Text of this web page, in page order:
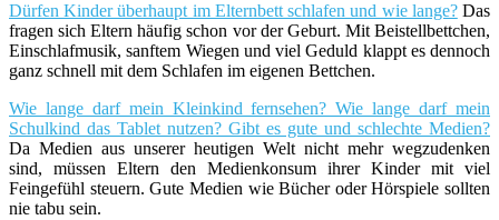
Dürfen Kinder überhaupt im Elternbett schlafen und wie lange?Das
fragen sich Eltern häufig schon vor der Geburt. Mit Beistellbettchen,
Einschlafmusik, sanftem Wiegen und viel Geduld klappt es dennoch
ganz schnell mit dem Schlafen im eigenen Bettchen.
Wie lange darf mein Kleinkind fernsehen? Wie lange darf mein
Schulkind das Tablet nutzen? Gibt es gute und schlechte Medien?
Da Medien aus unserer heutigen Welt nicht mehr wegzudenken
sind, müssen Eltern den Medienkonsum ihrer Kinder mit viel
Feingefühl steuern. Gute Medien wie Bücher oder Hörspiele sollten
nie tabu sein.